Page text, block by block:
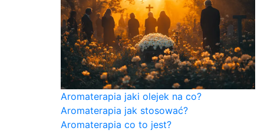
Aromaterapia jaki olejek na co?
Aromaterapia jak stosować?
Aromaterapia co to jest?